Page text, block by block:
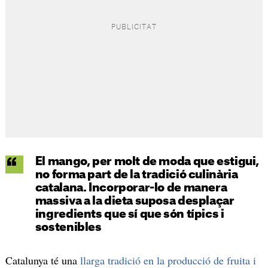
El mango, per molt de moda que estigui,
no forma part de la tradició culinària
catalana. Incorporar-lo de manera
massiva a la dieta suposa desplaçar
ingredients que sí que són típics i
sostenibles
Catalunya té una llarga tradició en la producció de fruita i